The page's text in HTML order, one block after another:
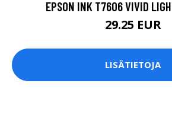
EPSON INK T7606 VIVID
29.25 EUR
LISÄTIETOJA